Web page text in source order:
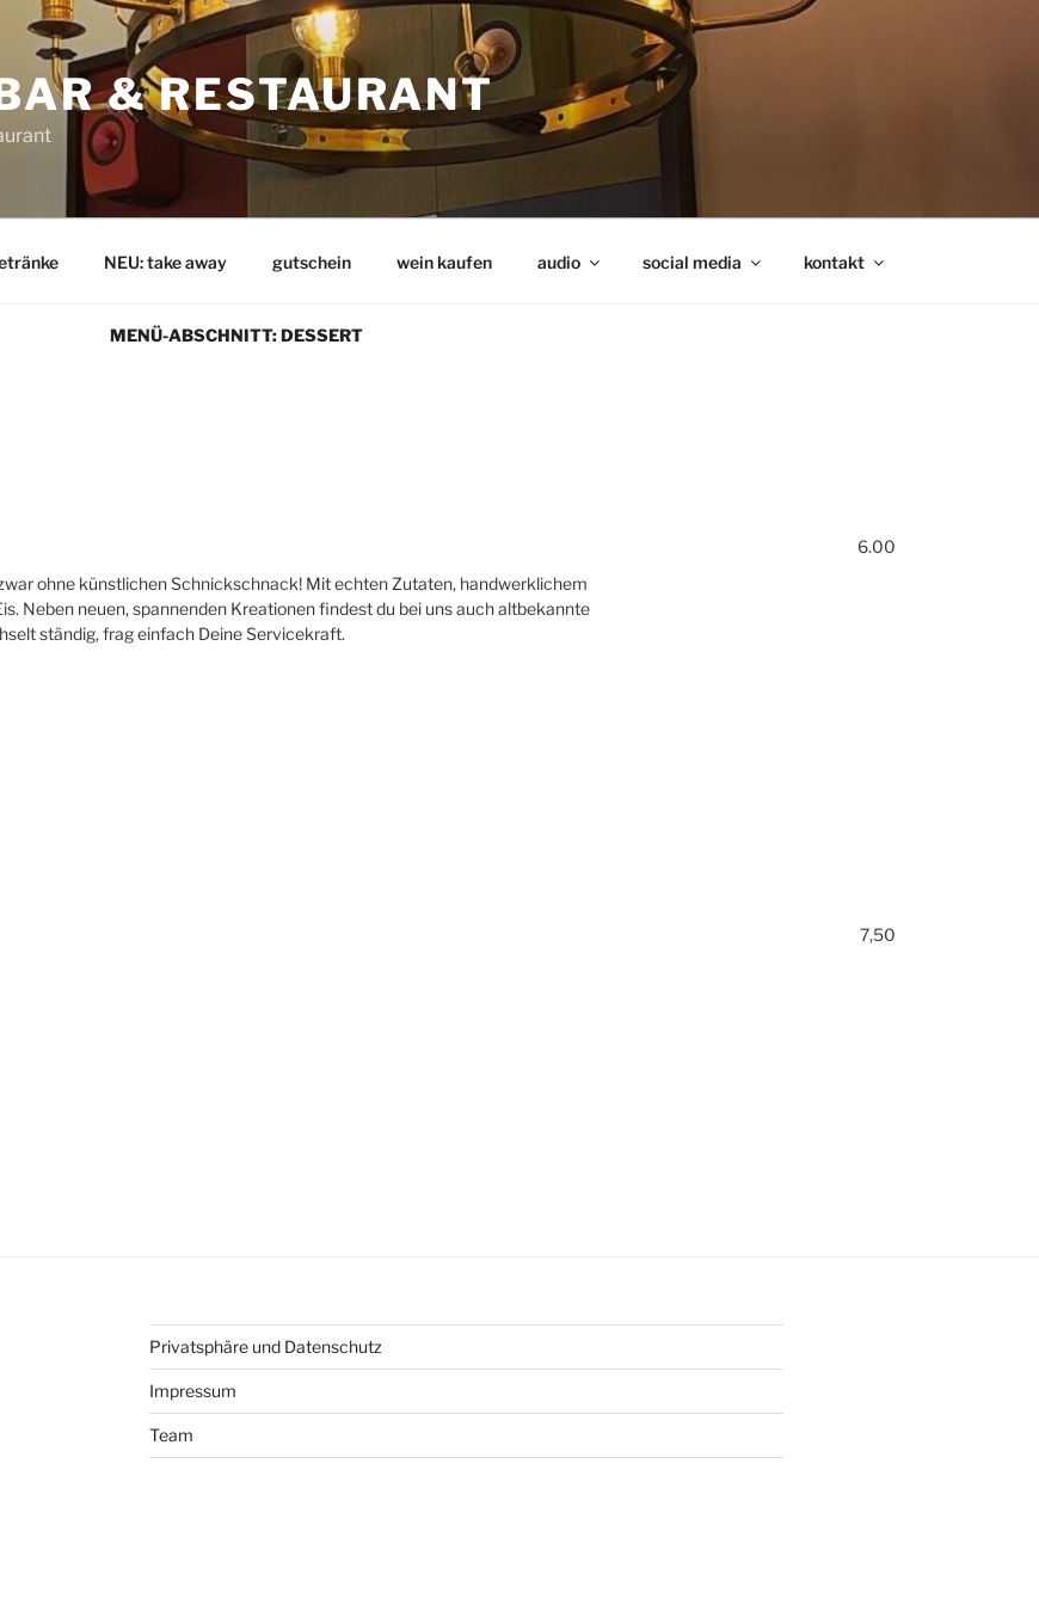
& RESTAURANT
NEU: take away gutschein wein kaufen audio social media kontakt
MENÜ-ABSCHNITT:DESSERT
6.00
ohne künstlichen Schnickschnack! Mit echten Zutaten, handwerklichem
Neben neuen, spannenden Kreationen findest du bei uns auch altbekannte
ständig, frag einfach Deine Servicekraft.
7,50
Privatsphäre und Datenschutz
Impressum
Team